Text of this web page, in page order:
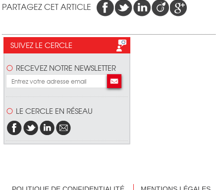
PARTAGEZ CET ARTICLE
SUIVEZ LE CERCLE
RECEVEZ NOTRE NEWSLETTER
LE CERCLE EN RÉSEAU